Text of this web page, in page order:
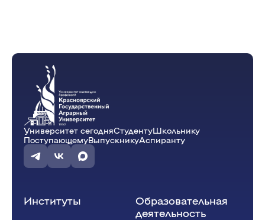
Университет сегодняСтудентуШкольнику
ПоступающемуВыпускникуАспиранту
Институты
Образовательная
деятельность